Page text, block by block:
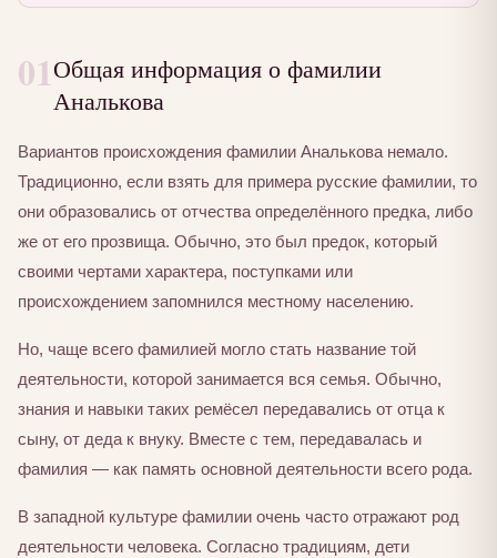
01Общая информация о фамилии
Аналькова
Вариантов происхождения фамилии Аналькова немало.
Традиционно, если взять для примера русские фамилии, то
они образовались от отчества определённого предка, либо
же от его прозвища. Обычно, это был предок, который
своими чертами характера, поступками или
происхождением запомнился местному населению.
Но, чаще всего фамилией могло стать название той
деятельности, которой занимается вся семья. Обычно,
знания и навыки таких ремёсел передавались от отца к
сыну, от деда к внуку. Вместе с тем, передавалась и
фамилия — как память основной деятельности всего рода.
В западной культуре фамилии очень часто отражают род
деятельности человека. Согласно традициям, дети